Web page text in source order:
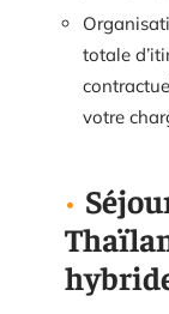
totale
votre